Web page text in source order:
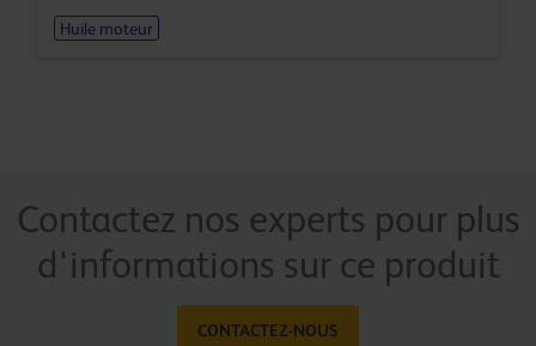
Huile moteur
Contactez nos experts pour plus
d'informations sur ce produit
CONTACTEZ-NOUS